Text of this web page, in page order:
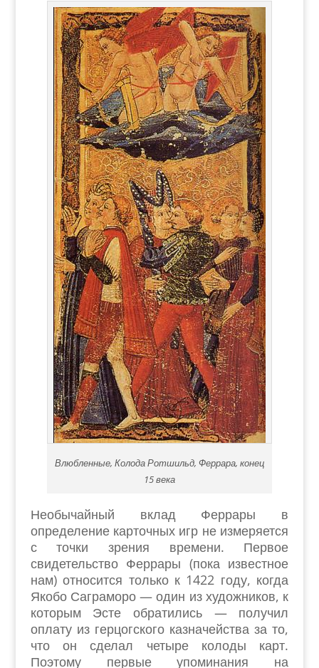
Влюбленные, Колода Ротшильд, Феррара, конец
15 века
Необычайный вклад Феррары в
определение карточных игр не измеряется
с точки зрения времени. Первое
свидетельство Феррары (пока известное
нам) относится только к 1422 году, когда
Якобо Саграморо — один из художников, к
которым Эсте обратились — получил
оплату из герцогского казначейства за то,
что он сделал четыре колоды карт.
Поэтому первые упоминания на